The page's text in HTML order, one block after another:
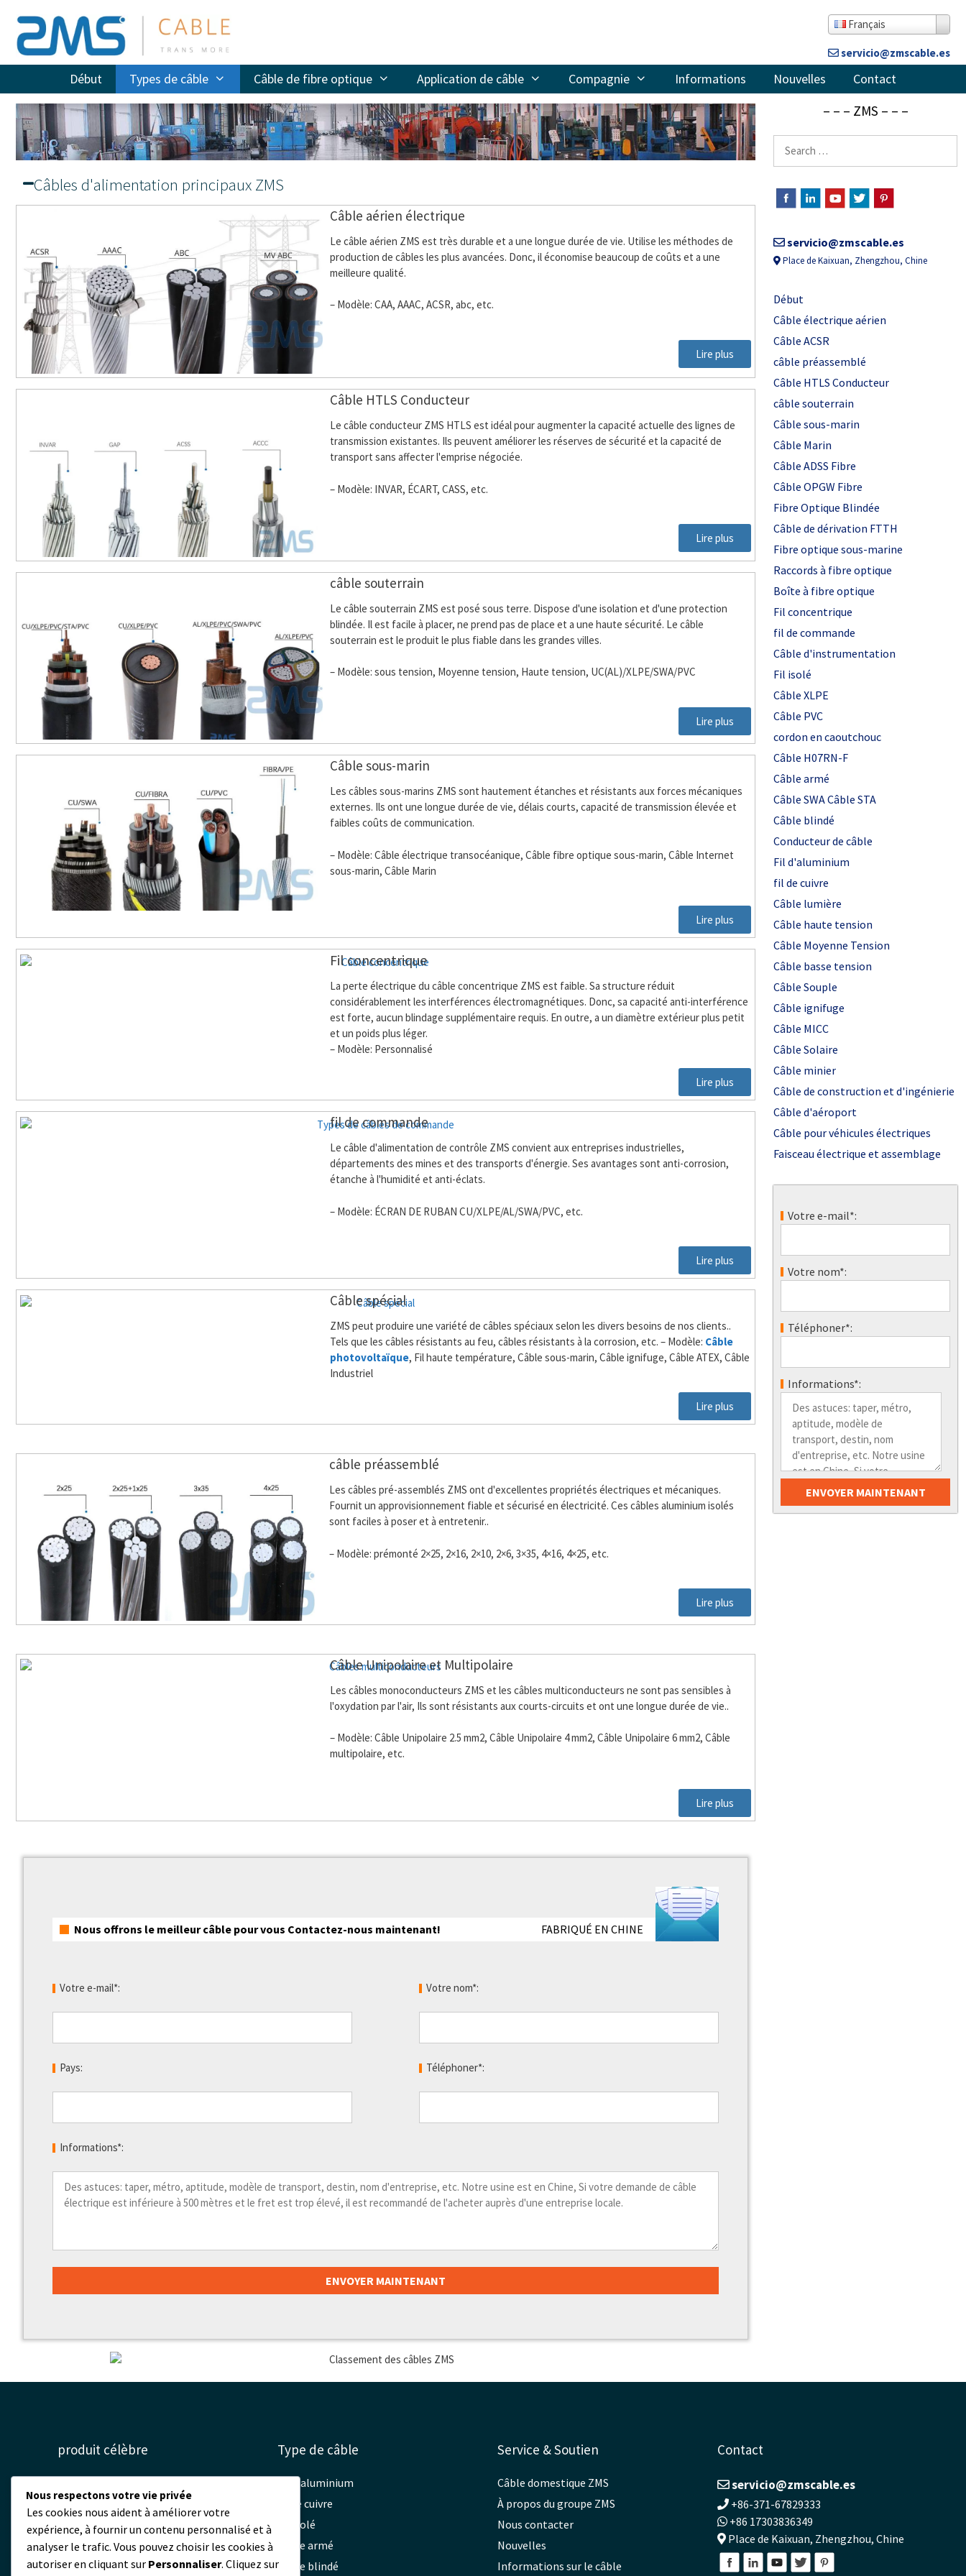
Français
servicio@zmscable.es
Début Types de câble Câble de fibre optique Application de câble Compagnie Informations Nouvelles Contact
Câbles d'alimentation principaux ZMS
Câble aérien électrique
Le câble aérien ZMS est très durable et a une longue durée de vie. Utilise les méthodes de
production de câbles les plus avancées. Donc, il économise beaucoup de coûts et a une
meilleure qualité.
– Modèle: CAA, AAAC, ACSR, abc, etc.
Lire plus
Câble HTLS Conducteur
Le câble conducteur ZMS HTLS est idéal pour augmenter la capacité actuelle des lignes de
transmission existantes. Ils peuvent améliorer les réserves de sécurité et la capacité de
transport sans affecter l'emprise négociée.
– Modèle: INVAR, ÉCART, CASS, etc.
Lire plus
câble souterrain
Le câble souterrain ZMS est posé sous terre. Dispose d'une isolation et d'une protection
blindée. Il est facile à placer, ne prend pas de place et a une haute sécurité. Le câble
souterrain est le produit le plus fiable dans les grandes villes.
– Modèle: sous tension, Moyenne tension, Haute tension, UC(AL)/XLPE/SWA/PVC
Lire plus
Câble sous-marin
Les câbles sous-marins ZMS sont hautement étanches et résistants aux forces mécaniques
externes. Ils ont une longue durée de vie, délais courts, capacité de transmission élevée et
faibles coûts de communication.
– Modèle: Câble électrique transocéanique, Câble fibre optique sous-marin, Câble Internet
sous-marin, Câble Marin
Lire plus
Fil concentrique
La perte électrique du câble concentrique ZMS est faible. Sa structure réduit
considérablement les interférences électromagnétiques. Donc, sa capacité anti-interférence
est forte, aucun blindage supplémentaire requis. En outre, a un diamètre extérieur plus petit
et un poids plus léger.
– Modèle: Personnalisé
Lire plus
fil de commande
Le câble d'alimentation de contrôle ZMS convient aux entreprises industrielles,
départements des mines et des transports d'énergie. Ses avantages sont anti-corrosion,
étanche à l'humidité et anti-éclats.
– Modèle: ÉCRAN DE RUBAN CU/XLPE/AL/SWA/PVC, etc.
Lire plus
Câble spécial
ZMS peut produire une variété de câbles spéciaux selon les divers besoins de nos clients..
Tels que les câbles résistants au feu, câbles résistants à la corrosion, etc. – Modèle: Câble
photovoltaïque, Fil haute température, Câble sous-marin, Câble ignifuge, Câble ATEX, Câble
Industriel
Lire plus
câble préassemblé
Les câbles pré-assemblés ZMS ont d'excellentes propriétés électriques et mécaniques.
Fournit un approvisionnement fiable et sécurisé en électricité. Ces câbles aluminium isolés
sont faciles à poser et à entretenir..
– Modèle: prémonté 2×25, 2×16, 2×10, 2×6, 3×35, 4×16, 4×25, etc.
Lire plus
Câble Unipolaire et Multipolaire
Les câbles monoconducteurs ZMS et les câbles multiconducteurs ne sont pas sensibles à
l'oxydation par l'air, Ils sont résistants aux courts-circuits et ont une longue durée de vie..
– Modèle: Câble Unipolaire 2.5 mm2, Câble Unipolaire 4 mm2, Câble Unipolaire 6 mm2, Câble
multipolaire, etc.
Lire plus
Nous offrons le meilleur câble pour vous Contactez-nous maintenant! FABRIQUÉ EN CHINE
Votre e-mail*: Votre nom*:
Pays: Téléphoner*:
Informations*:
– – – ZMS – – –
servicio@zmscable.es
Place de Kaixuan, Zhengzhou, Chine
Début
Câble électrique aérien
Câble ACSR
câble préassemblé
Câble HTLS Conducteur
câble souterrain
Câble sous-marin
Câble Marin
Câble ADSS Fibre
Câble OPGW Fibre
Fibre Optique Blindée
Câble de dérivation FTTH
Fibre optique sous-marine
Raccords à fibre optique
Boîte à fibre optique
Fil concentrique
fil de commande
Câble d'instrumentation
Fil isolé
Câble XLPE
Câble PVC
cordon en caoutchouc
Câble H07RN-F
Câble armé
Câble SWA Câble STA
Câble blindé
Conducteur de câble
Fil d'aluminium
fil de cuivre
Câble lumière
Câble haute tension
Câble Moyenne Tension
Câble basse tension
Câble Souple
Câble ignifuge
Câble MICC
Câble Solaire
Câble minier
Câble de construction et d'ingénierie
Câble d'aéroport
Câble pour véhicules électriques
Faisceau électrique et assemblage
Votre e-mail*:
Votre nom*:
Téléphoner*:
Informations*:
produit célèbre
câble souterrain
Câble sous-marin
Câble haute tension
Câble ADSS à fibre optique
Type de câble
Fil d'aluminium
fil de cuivre
Fil isolé
Câble armé
Câble blindé
Service & Soutien
Câble domestique ZMS
À propos du groupe ZMS
Nous contacter
Nouvelles
Informations sur le câble
Contact
servicio@zmscable.es
+86-371-67829333
+86 17303836349
Place de Kaixuan, Zhengzhou, Chine
Nous respectons votre vie privée
Les cookies nous aident à améliorer votre
expérience, à fournir un contenu personnalisé et à
analyser le trafic. Vous pouvez choisir les cookies à
autoriser en cliquant sur Personnaliser. Cliquez sur